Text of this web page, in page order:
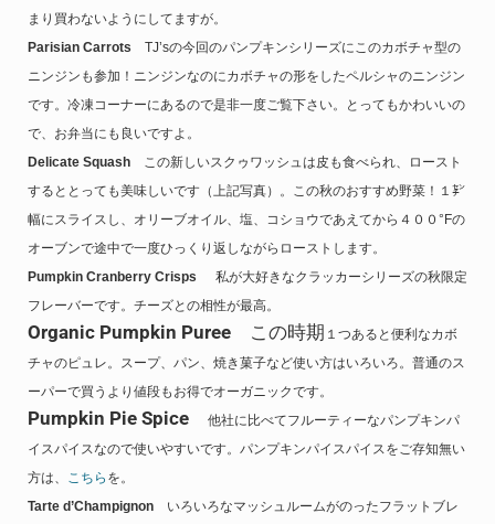
まり買わないようにしてますが。
Parisian Carrots TJ’sの今回のパンプキンシリーズにこのカボチャ型の
ニンジンも参加！ニンジンなのにカボチャの形をしたペルシャのニンジン
です。冷凍コーナーにあるので是非一度ご覧下さい。とってもかわいいの
で、お弁当にも良いですよ。
Delicate Squash この新しいスクゥワッシュは皮も食べられ、ロースト
するととっても美味しいです（上記写真）。この秋のおすすめ野菜！１㌢
幅にスライスし、オリーブオイル、塩、コショウであえてから４００°Fの
オーブンで途中で一度ひっくり返しながらローストします。
Pumpkin Cranberry Crisps
私が大好きなクラッカーシリーズの秋限定
フレーバーです。チーズとの相性が最高。
Organic Pumpkin Pureeこの時期 １つあると便利なカボ
チャのピュレ。スープ、パン、焼き菓子など使い方はいろいろ。普通のス
ーパーで買うより値段もお得でオーガニックです。
Pumpkin Pie Spice
他社に比べてフルーティーなパンプキンパ
イスパイスなので使いやすいです。パンプキンパイスパイスをご存知無い
方は、 こちら を。
Tarte d’Champignon いろいろなマッシュルームがのったフラットブレ